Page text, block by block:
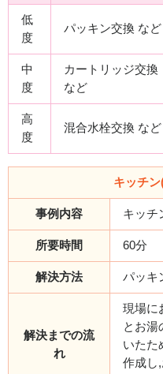
低
度
パッキン交換 など
中
度
カートリッジ交換
など
高
度
混合水栓交換 など
キッチ
事例内容 キッチ
所要時間 60分
解決方法 パッキ
解決までの流
れ
現場に
とお湯
いたた
作成し